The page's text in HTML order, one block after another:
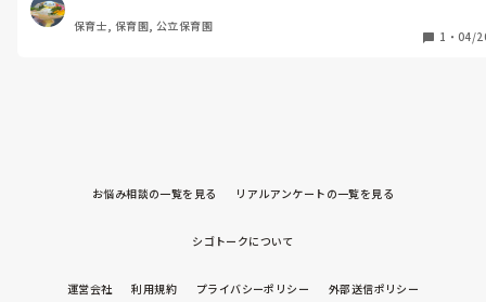
保育士, 保育園, 公立保育園
1 ・ 04/
お悩み相談の一覧を見る リアルアンケートの一覧を見る
シゴトークについて
運営会社 利用規約 プライバシーポリシー 外部送信ポリシー